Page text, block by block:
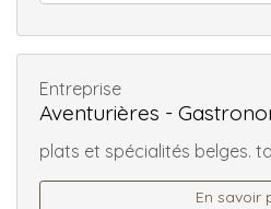
Entreprise
Aventurières -
plats et spécialités belges.
En savoir